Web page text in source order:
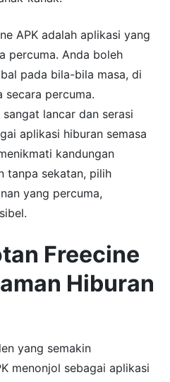
APK adalah aplikasi yang
percuma. Anda boleh
pada bila-bila masa, di
secara percuma.
lancar dan serasi
aplikasi hiburan semasa
kandungan
tanpa sekatan, pilih
yang percuma,
Freecine
Hiburan
yang semakin
menonjol sebagai aplikasi